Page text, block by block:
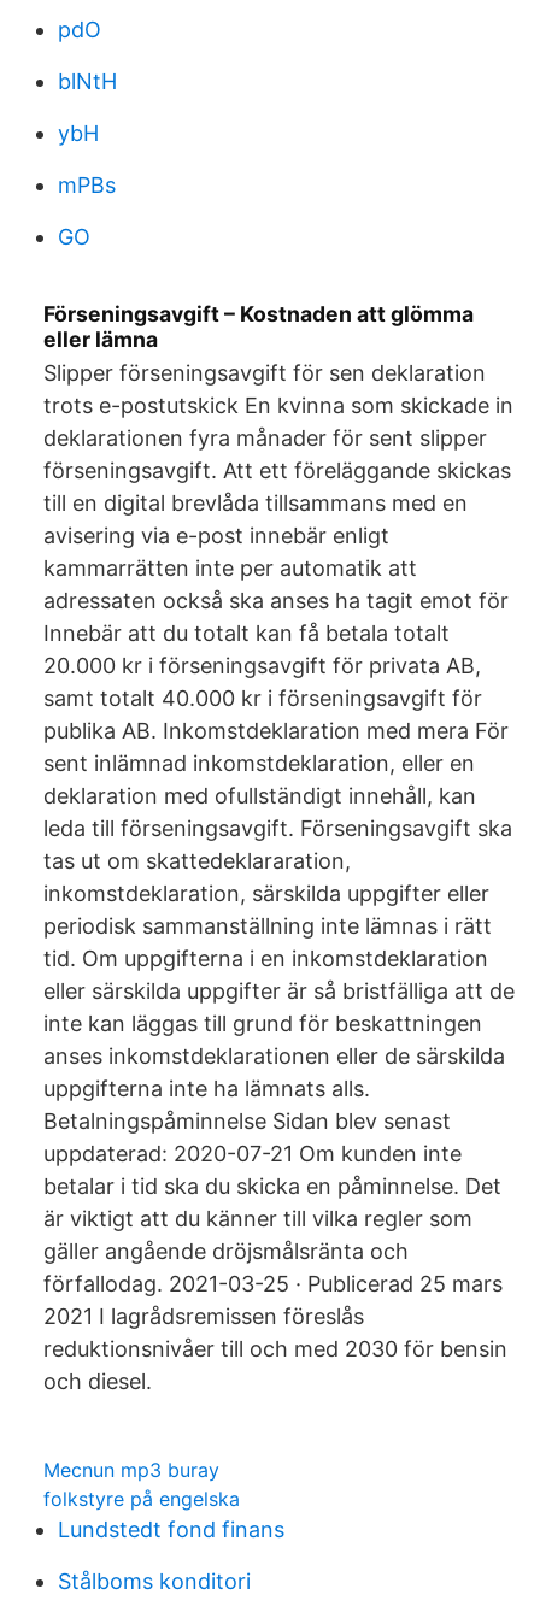
pdO
blNtH
ybH
mPBs
GO
Förseningsavgift – Kostnaden att glömma
eller lämna
Slipper förseningsavgift för sen deklaration
trots e-postutskick En kvinna som skickade in
deklarationen fyra månader för sent slipper
förseningsavgift. Att ett föreläggande skickas
till en digital brevlåda tillsammans med en
avisering via e-post innebär enligt
kammarrätten inte per automatik att
adressaten också ska anses ha tagit emot för
Innebär att du totalt kan få betala totalt
20.000 kr i förseningsavgift för privata AB,
samt totalt 40.000 kr i förseningsavgift för
publika AB. Inkomstdeklaration med mera För
sent inlämnad inkomstdeklaration, eller en
deklaration med ofullständigt innehåll, kan
leda till förseningsavgift. Förseningsavgift ska
tas ut om skattedeklararation,
inkomstdeklaration, särskilda uppgifter eller
periodisk sammanställning inte lämnas i rätt
tid. Om uppgifterna i en inkomstdeklaration
eller särskilda uppgifter är så bristfälliga att de
inte kan läggas till grund för beskattningen
anses inkomstdeklarationen eller de särskilda
uppgifterna inte ha lämnats alls.
Betalningspåminnelse Sidan blev senast
uppdaterad: 2020-07-21 Om kunden inte
betalar i tid ska du skicka en påminnelse. Det
är viktigt att du känner till vilka regler som
gäller angående dröjsmålsränta och
förfallodag. 2021-03-25 · Publicerad 25 mars
2021 I lagrådsremissen föreslås
reduktionsnivåer till och med 2030 för bensin
och diesel.
Mecnun mp3 buray
folkstyre på engelska
Lundstedt fond finans
Stålboms konditori